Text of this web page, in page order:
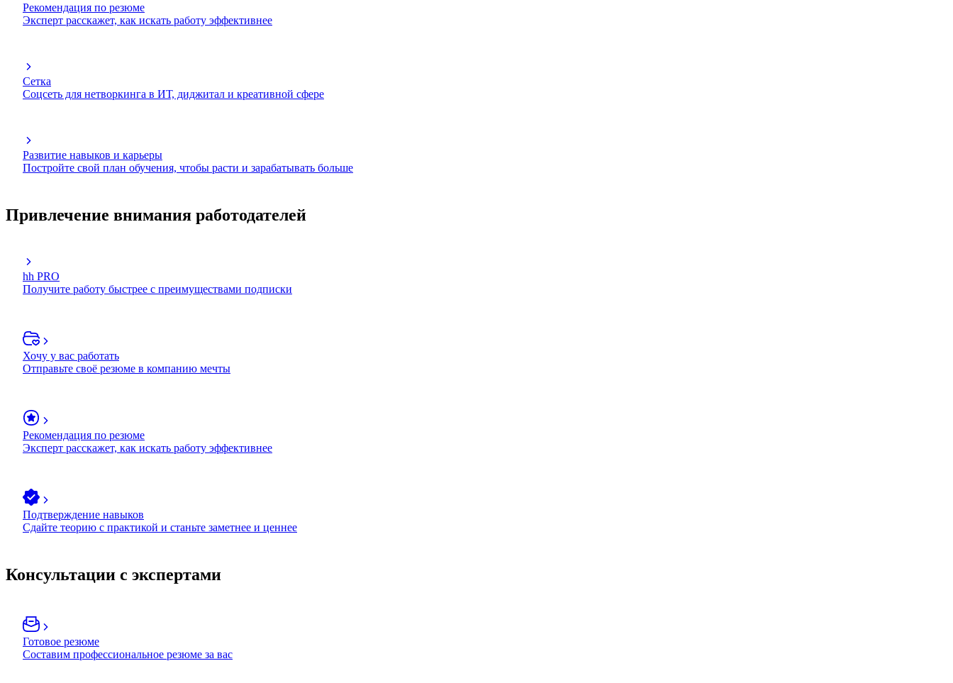
Рекомендация по резюме
Эксперт расскажет, как искать работу эффективнее
Сетка
Соцсеть для нетворкинга в ИТ, диджитал и креативной сфере
Развитие навыков и карьеры
Постройте свой план обучения, чтобы расти и зарабатывать больше
Привлечение внимания работодателей
hh PRO
Получите работу быстрее с преимуществами подписки
Хочу у вас работать
Отправьте своё резюме в компанию мечты
Рекомендация по резюме
Эксперт расскажет, как искать работу эффективнее
Подтверждение навыков
Сдайте теорию с практикой и станьте заметнее и ценнее
Консультации с экспертами
Готовое резюме
Составим профессиональное резюме за вас